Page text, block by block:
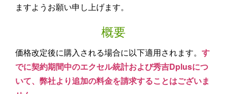
ますようお願い申し上げます。
概要
価格改定後に購入される場合に以下適用されます。す
でに契約期間中のエクセル統計および秀吉Dplusにつ
いて、弊社より追加の料金を請求することはございま